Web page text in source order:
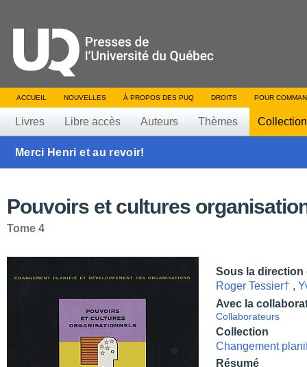
ACCUEIL NOUVELLES À PROPOS DES PUQ DROITS POUR
Livres Libre accès Auteurs Thèmes
Merci Henri et au revoir!
Pouvoirs et cultures
Tome 4
Sous la direction
Roger Tessier† ,
Avec la
Collaborateurs
Collection
Changement
Résumé